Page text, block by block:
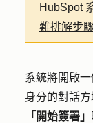
HubSpot
難排解步
系統將開啟
身分的對話
「開始簽署」